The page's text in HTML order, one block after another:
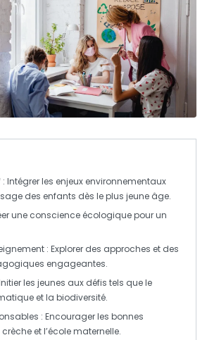
: Intégrer les enjeux environnementaux
des enfants dès le plus jeune âge.
une conscience écologiquepour un
: Explorer des approches et des
engageantes.
les jeunes aux défis tels que le
et la biodiversité.
: Encourager les bonnes
crèche et l’école maternelle.